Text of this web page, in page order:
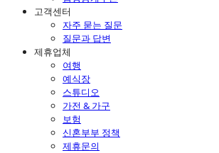
고객센터
자주 묻는 질문
질문과 답변
제휴업체
여행
예식장
스튜디오
가전 & 가구
보험
신혼부부 정책
제휴문의